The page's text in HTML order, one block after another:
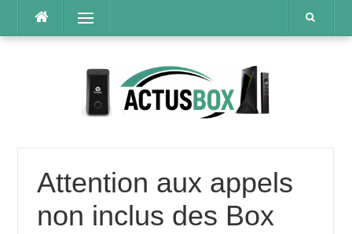
contenu
Menu
Attention aux appels
non inclus des Box